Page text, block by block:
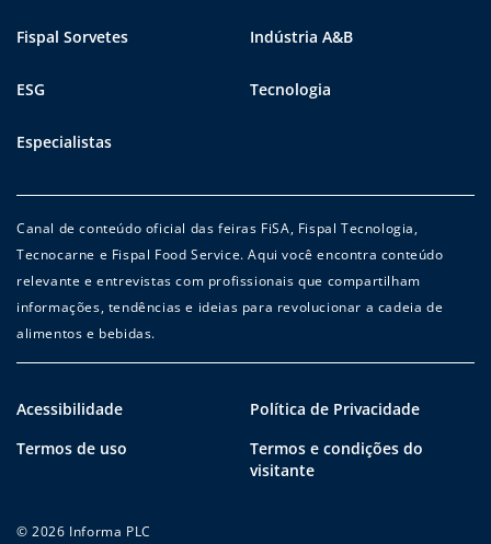
Fispal Sorvetes Indústria A&B
ESG Tecnologia
Especialistas
Canal de conteúdo oficial das feiras FiSA, Fispal Tecnologia,
Tecnocarne e Fispal Food Service. Aqui você encontra conteúdo
relevante e entrevistas com profissionais que compartilham
informações, tendências e ideias para revolucionar a cadeia de
alimentos e bebidas.
Acessibilidade
Política de Privacidade
Termos de uso
Termos e condições do
visitante
© 2026 Informa PLC